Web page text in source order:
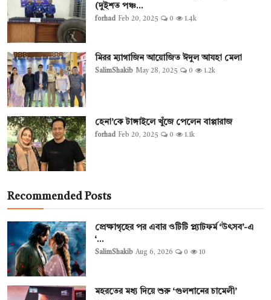
(দুইশত পঞ্চ...
forhad Feb 20, 2025 0 1.4k
মিরর ম্যাগাজিন আয়োজিত ঈদুল আযহা মেলা
SalimShakib May 28, 2025 0 1.2k
হেনা’কে টাঙ্গাইলে খুঁজে পেলেন বাপ্পারাজ
forhad Feb 20, 2025 0 1.1k
Recommended Posts
প্রেক্ষাগৃহের পর এবার ওটিটি প্ল্যাটফর্ম ‘উৎসব’-এ
‘...
SalimShakib Aug 6, 2026 0 10
মহরতের মধ্য দিয়ে শুরু ‘গুলশানের চামেলী’